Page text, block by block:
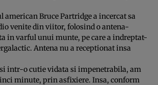
american Bruce Partridge a incercat sa
venite din viitor, folosind o antena-
in varful unui munte, pe care a indreptat-
Antena nu a receptionat insa
intr-o cutie vidata si impenetrabila, am
minute, prin asfixiere. Insa, conform